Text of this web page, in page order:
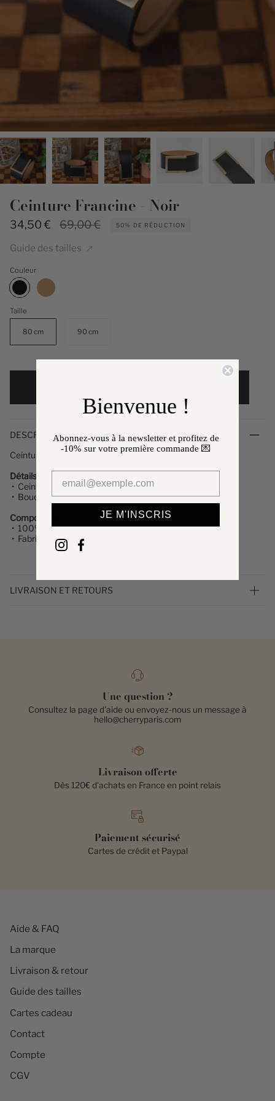
Ceinture Francine - Noir
34,50 €
Prix
69,00 € 50% DE RÉDUCTION
Guide des tailles
Couleur
Noir
Taille
80 cm 90 cm
DESCRIPTION
Ceinture Francine.
Détails produit
• Ceinture cuir
• Boucle métal avec passant
Composition
• 100% cuir de vachette
• Fabriqué en Italie
LIVRAISON ET RETOURS
Une question ?
Consultez la page d'aide ou envoyez-nous un message à
hello@cherryparis.com
Livraison offerte
Dès 120€ d'achats en France en point relais
Paiement sécurisé
Cartes de crédit et Paypal
Aide & FAQ
La marque
Livraison & retour
Guide des tailles
Cartes cadeau
Contact
Compte
CGV
Bienvenue !
Abonnez-vous à la newsletter et profitez de
-10% sur votre première commande 💌
JE M'INSCRIS